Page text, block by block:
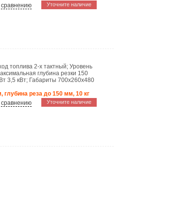
Уточните наличие
сравнению
топлива 2-х тактный; Уровень
глубина резки 150
3,5 кВт; Габариты 700х260х480
глубина реза до 150 мм, 10 кг
Уточните наличие
сравнению